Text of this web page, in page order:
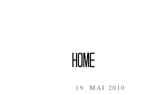
19. MAI 2010